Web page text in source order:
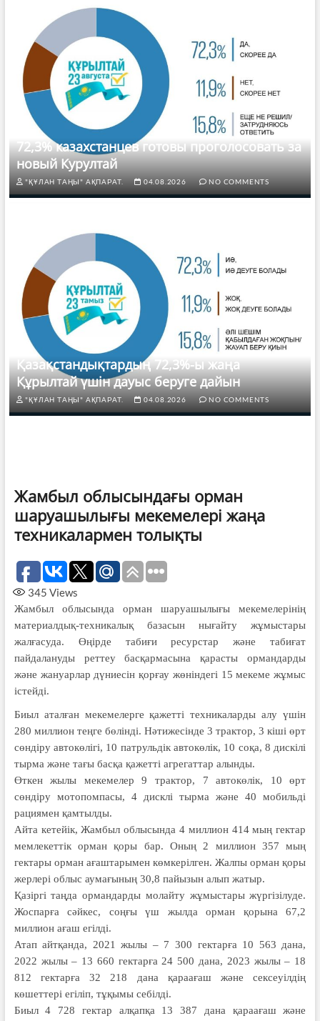
72,3% казахстанцев готовы проголосовать за
новый Курултай
"ҚҰЛАН ТАҢЫ" АҚПАРАТ. 04.08.2026 NO COMMENTS
Қазақстандықтардың 72,3%-ы жаңа
Құрылтай үшін дауыс беруге дайын
"ҚҰЛАН ТАҢЫ" АҚПАРАТ. 04.08.2026 NO COMMENTS
Жамбыл облысындағы орман
шаруашылығы мекемелері жаңа
техникалармен толықты
345 Views
Жамбыл облысында орман шаруашылығы мекемелерінің
материалдық-техникалық базасын нығайту жұмыстары
жалғасуда. Өңірде табиғи ресурстар және табиғат
пайдалануды реттеу басқармасына қарасты ормандарды
және жануарлар дүниесін қорғау жөніндегі 15 мекеме жұмыс
істейді.
Биыл аталған мекемелерге қажетті техникаларды алу үшін
280 миллион теңге бөлінді. Нәтижесінде 3 трактор, 3 кіші өрт
сөндіру автокөлігі, 10 патрульдік автокөлік, 10 соқа, 8 дискілі
тырма және тағы басқа қажетті агрегаттар алынды.
Өткен жылы мекемелер 9 трактор, 7 автокөлік, 10 өрт
сөндіру мотопомпасы, 4 дисклі тырма және 40 мобильді
рациямен қамтылды.
Айта кетейік, Жамбыл облысында 4 миллион 414 мың гектар
мемлекеттік орман қоры бар. Оның 2 миллион 357 мың
гектары орман ағаштарымен көмкерілген. Жалпы орман қоры
жерлері облыс аумағының 30,8 пайызын алып жатыр.
Қазіргі таңда ормандарды молайту жұмыстары жүргізілуде.
Жоспарға сәйкес, соңғы үш жылда орман қорына 67,2
миллион ағаш егілді.
Атап айтқанда, 2021 жылы – 7 300 гектарға 10 563 дана,
2022 жылы – 13 660 гектарға 24 500 дана, 2023 жылы – 18
812 гектарға 32 218 дана қараағаш және сексеуілдің
көшеттері егіліп, тұқымы себілді.
Биыл 4 728 гектар алқапқа 13 387 дана қараағаш және